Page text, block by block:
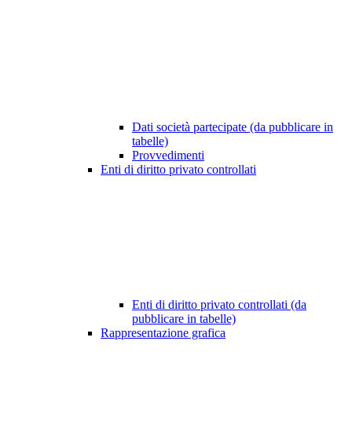
Dati società partecipate (da pubblicare in
tabelle)
Provvedimenti
Enti di diritto privato controllati
Enti di diritto privato controllati (da
pubblicare in tabelle)
Rappresentazione grafica